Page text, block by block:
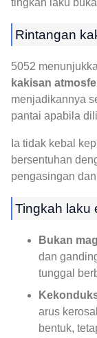
tingkah laku
Rintangan
5052
kakisan
menjadikannya
pantai apabila
Ia tidak kebal
bersentuhan
pengasingan
Tingkah laku
Bukan
dan
tunggal
arus
bentuk,